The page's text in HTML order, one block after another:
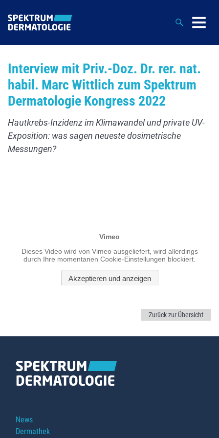
Suche
Interview mit Priv.-Doz. Dr. rer. nat.
habil. Marc Wittlich zum Spektrum
Dermatologie Kongress 2022
Hautkrebs-Inzidenz im Klimawandel und private UV-
Exposition: was sagen neueste dosimetrische
Messungen?
Zurück zur Übersicht
Navigation
überspringen
News
Dermathek